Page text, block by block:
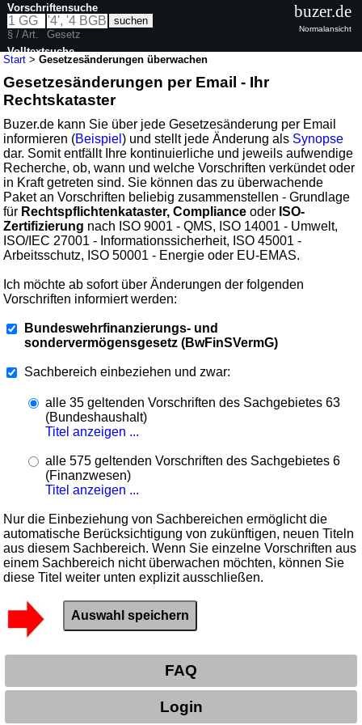
Start >Gesetzesänderungen überwachen
Gesetzesänderungen per Email - Ihr
Rechtskataster
Buzer.de kann Sie über jede Gesetzesänderung per Email
informieren (Beispiel) und stellt jede Änderung als Synopse
dar. Somit entfällt Ihre kontinuierliche und jeweils aufwendige
Recherche, ob, wann und welche Vorschriften verkündet oder
in Kraft getreten sind. Sie können das zu überwachende
Paket an Vorschriften beliebig zusammenstellen - Grundlage
für Rechtspflichtenkataster, Compliance oder ISO-
Zertifizierung nach ISO 9001 - QMS, ISO 14001 - Umwelt,
ISO/IEC 27001 - Informationssicherheit, ISO 45001 -
Arbeitsschutz, ISO 50001 - Energie oder EU-EMAS.
Ich möchte ab sofort über Änderungen der folgenden
Vorschriften informiert werden:
Bundeswehrfinanzierungs- und
sondervermögensgesetz (BwFinSVermG)
Sachbereich einbeziehen und zwar:
alle 35 geltenden Vorschriften des Sachgebietes 63
(Bundeshaushalt)
Titel anzeigen ...
alle 575 geltenden Vorschriften des Sachgebietes 6
(Finanzwesen)
Titel anzeigen ...
Nur die Einbeziehung von Sachbereichen ermöglicht die
automatische Berücksichtigung von zukünftigen, neuen Titeln
aus diesem Sachbereich. Wenn Sie einzelne Vorschriften aus
einem Sachbereich nicht überwachen möchten, können Sie
diese Titel weiter unten explizit ausschließen.
FAQ
Login
Vorschriftensuche
§ / Art.
Gesetz
Volltextsuche
buzer.de
Normalansicht